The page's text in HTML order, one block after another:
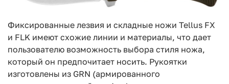
Фиксированные лезвия и складные ножи Tellus FX
и FLK имеют схожие линии и материалы, что дает
пользователю возможность выбора стиля ножа,
который он предпочитает носить. Рукоятки
изготовлены из GRN (армированного